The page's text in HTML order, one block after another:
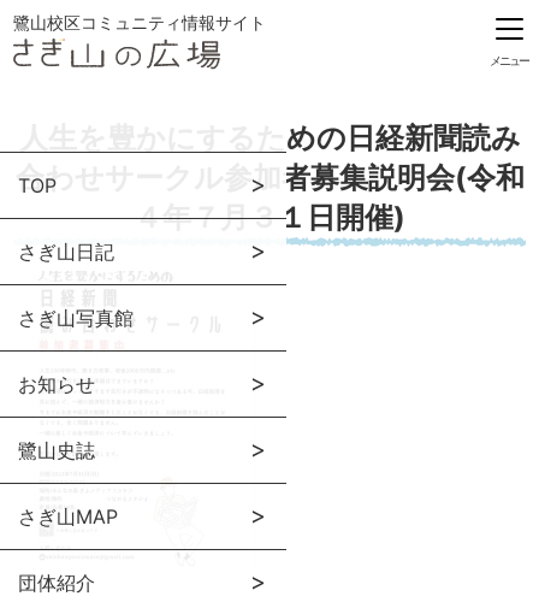
鷺山校区コミュニティ情報サイト
メニュー
TOP
さぎ山日記
さぎ山写真館
お知らせ
鷺山史誌
さぎ山MAP
団体紹介
人生を豊かにするための日経新聞読み
合わせサークル参加者募集説明会(令和
４年７月３１日開催)